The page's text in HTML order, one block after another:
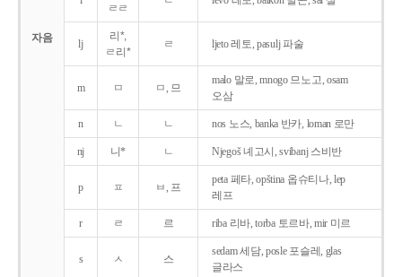
자음
ㄹㄹ
lj
리*,
ㄹ리*
ㄹ ljeto 레토, pasulj 파술
m ㅁ ㅁ, 므
malo 말로, mnogo 므노고, osam
오삼
n ㄴ ㄴ nos 노스, banka 반카, loman 로만
nj 니* ㄴ Njegoš 녜고시, svibanj 스비반
p ㅍ ㅂ, 프
peta 페타, opština 옵슈티나, lep
레프
r ㄹ 르 riba 리바, torba 토르바, mir 미르
s ㅅ 스
sedam 세담, posle 포슬레, glas
글라스